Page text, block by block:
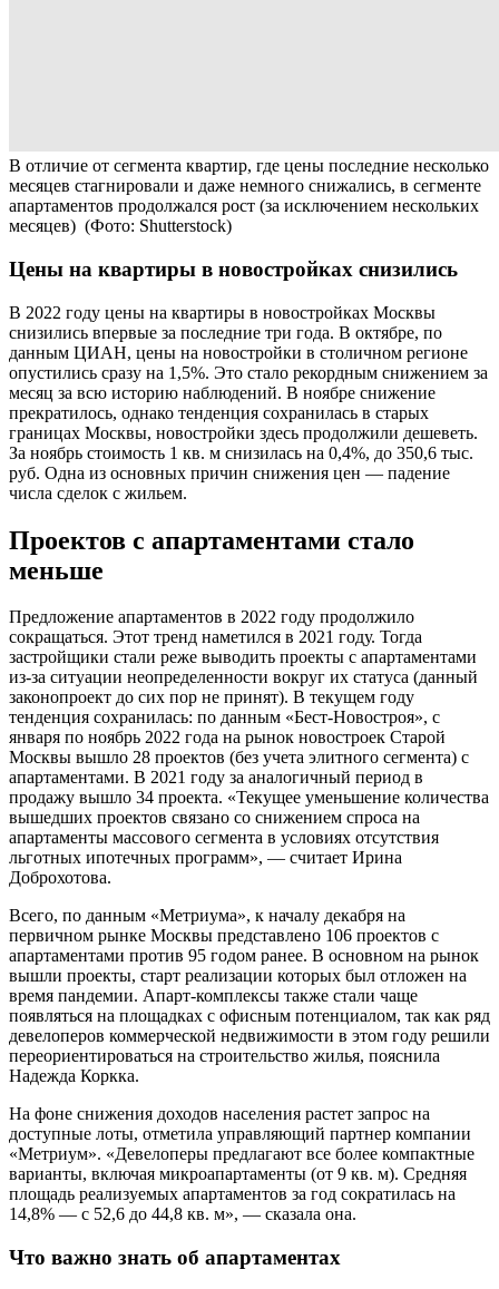
В отличие от сегмента квартир, где цены последние несколько
месяцев стагнировали и даже немного снижались, в сегменте
апартаментов продолжался рост (за исключением нескольких
месяцев) (Фото: Shutterstock)
Цены на квартиры в новостройках снизились
В 2022 году цены на квартиры в новостройках Москвы
снизились впервые за последние три года. В октябре, по
данным ЦИАН, цены на новостройки в столичном регионе
опустились сразу на 1,5%. Это стало рекордным снижением за
месяц за всю историю наблюдений. В ноябре снижение
прекратилось, однако тенденция сохранилась в старых
границах Москвы, новостройки здесь продолжили дешеветь.
За ноябрь стоимость 1 кв. м снизилась на 0,4%, до 350,6 тыс.
руб. Одна из основных причин снижения цен — падение
числа сделок с жильем.
Проектов с апартаментами стало
меньше
Предложение апартаментов в 2022 году продолжило
сокращаться. Этот тренд наметился в 2021 году. Тогда
застройщики стали реже выводить проекты с апартаментами
из-за ситуации неопределенности вокруг их статуса (данный
законопроект до сих пор не принят). В текущем году
тенденция сохранилась: по данным «Бест-Новостроя», с
января по ноябрь 2022 года на рынок новостроек Старой
Москвы вышло 28 проектов (без учета элитного сегмента) с
апартаментами. В 2021 году за аналогичный период в
продажу вышло 34 проекта. «Текущее уменьшение количества
вышедших проектов связано со снижением спроса на
апартаменты массового сегмента в условиях отсутствия
льготных ипотечных программ», — считает Ирина
Доброхотова.
Всего, по данным «Метриума», к началу декабря на
первичном рынке Москвы представлено 106 проектов с
апартаментами против 95 годом ранее. В основном на рынок
вышли проекты, старт реализации которых был отложен на
время пандемии. Апарт-комплексы также стали чаще
появляться на площадках с офисным потенциалом, так как ряд
девелоперов коммерческой недвижимости в этом году решили
переориентироваться на строительство жилья, пояснила
Надежда Коркка.
На фоне снижения доходов населения растет запрос на
доступные лоты, отметила управляющий партнер компании
«Метриум». «Девелоперы предлагают все более компактные
варианты, включая микроапартаменты (от 9 кв. м). Средняя
площадь реализуемых апартаментов за год сократилась на
14,8% — с 52,6 до 44,8 кв. м», — сказала она.
Что важно знать об апартаментах